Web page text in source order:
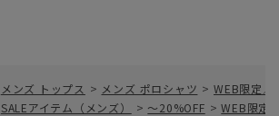
メンズ トップス > メンズ ポロシャツ > WEB限定／
SALEアイテム（メンズ） > ～20%OFF > WEB限定